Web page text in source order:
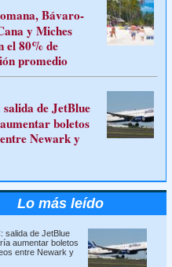
Bávaro-
y Miches
el 80% de
promedio
de JetBlue
boletos
Newark y
Lo más leído
salida de JetBlue
aumentar boletos
entre Newark y